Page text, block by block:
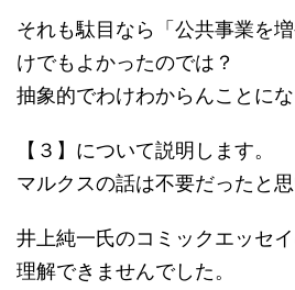
それも駄目なら「公共事業を
けでもよかったのでは？
抽象的でわけわからんことにな
【３】について説明します。
マルクスの話は不要だったと思
井上純一氏のコミックエッセ
理解できませんでした。